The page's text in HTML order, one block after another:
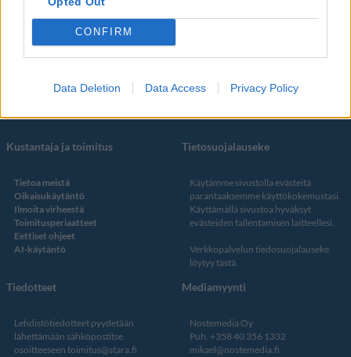
CONFIRM
Data Deletion Data Access Privacy Policy
Some
Facebook
Kustantaja ja toimitus
Tietoa meistä
Oikaisukäytäntö
Ilmoita virheestä
Toimitusperiaatteet
Eettiset ohjeet
AI-käytäntö
Tietosuojalauseke
Käytämme sivustolla evästeitä
parantaaksemme käyttökokemustasi.
Käyttämällä sivustoa hyväksyt
evästeiden tallentamisen laitteellesi.
Verkkopalvelun tiedosuojalauseke
löytyy tästä
Tiedotteet
Lehdistötiedotteet pyydetään
lähettämään sähköpostitse
osoitteeseen toimitus@stara.fi
Mediamyynti
Nostemedia Oy
Puh. +358 40 356 1332
mikael@nostemedia.fi